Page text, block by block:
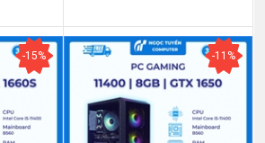
-15% -11%